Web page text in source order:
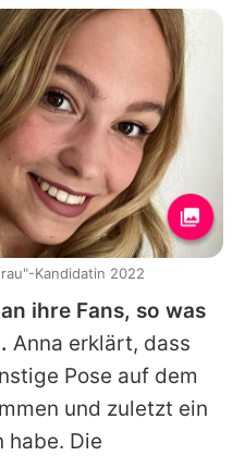
ihre Fans, so was
Anna erklärt, dass
Pose auf dem
und zuletzt ein
habe. Die
Kandidatin 2022